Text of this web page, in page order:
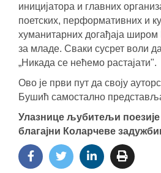
иницијатора и главних
поетских, перформативних и
хуманитарних догађаја широм
за младе. Сваки сусрет воли
„Никада се нећемо растајати".
Ово је први пут да своју
Бушић самостално
Улазнице љубитељи поезије
благајни Коларчеве